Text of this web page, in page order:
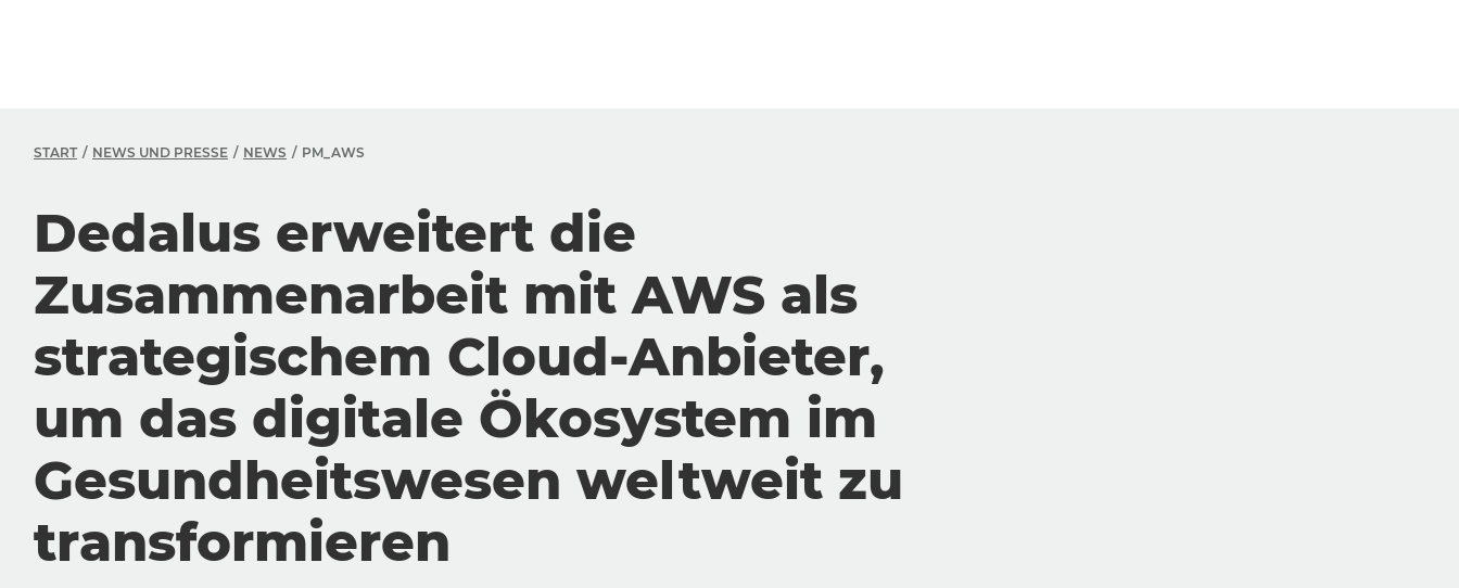
START NEWS UND PRESSE NEWS PM_AWS
Dedalus erweitert die
Zusammenarbeit mit AWS als
strategischem Cloud-Anbieter,
um das digitale Ökosystem im
Gesundheitswesen weltweit zu
transformieren